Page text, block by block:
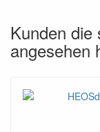
Kunden die
angesehen